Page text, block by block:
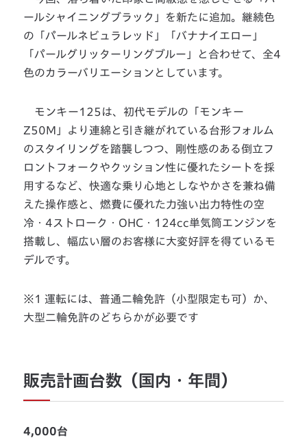
ールシャイニングブラック」を新たに追加。継続色
の「パールネビュラレッド」「バナナイエロー」
「パールグリッターリングブルー」と合わせて、全4
色のカラーバリエーションとしています。
モンキー125は、初代モデルの「モンキー
Z50M」より連綿と引き継がれている台形フォルム
のスタイリングを踏襲しつつ、剛性感のある倒立フ
ロントフォークやクッション性に優れたシートを採
用するなど、快適な乗り心地としなやかさを兼ね備
えた操作感と、燃費に優れた力強い出力特性の空
冷・4ストローク・OHC・124cc単気筒エンジンを
搭載し、幅広い層のお客様に大変好評を得ているモ
デルです。
※1 運転には、普通二輪免許（小型限定も可）か、
大型二輪免許のどちらかが必要です
販売計画台数（国内・年間）
4,000台